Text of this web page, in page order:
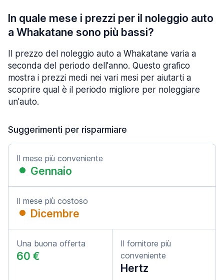
In quale mese i prezzi per il noleggio auto
a Whakatane sono più bassi?
Il prezzo del noleggio auto a Whakatane varia a
seconda del periodo dell'anno. Questo grafico
mostra i prezzi medi nei vari mesi per aiutarti a
scoprire qual è il periodo migliore per noleggiare
un'auto.
Suggerimenti per risparmiare
Il mese più conveniente
Gennaio
Il mese più costoso
Dicembre
Una buona offerta
60 €
Il fornitore più
conveniente
Hertz